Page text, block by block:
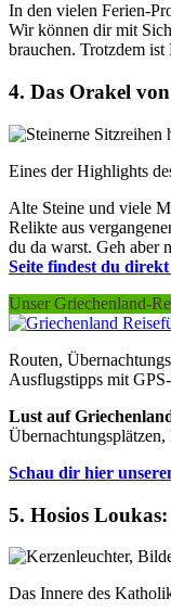
In den vielen Ferien-
Wir können dir mit
brauchen. Trotzdem
4. Das Orakel
Eines der Highlights
Alte Steine und viele
Relikte aus
du da warst. Geh aber
Seite findest du
Unser Griechenland-
Routen,
Ausflugstipps mit
Lust auf
Schau dir hier
5. Hosios
Das Innere des